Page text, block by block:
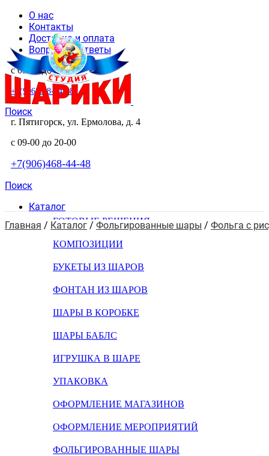
О нас
Контакты
Доставка и оплата
Вопросы и ответы
с 09-00 до 20-00
+7(906)468-44-48
Поиск
г. Пятигорск, ул. Ермолова, д. 4
с 09-00 до 20-00
+7(906)468-44-48
Поиск
Каталог
ГОТОВЫЕ РЕШЕНИЯ
КОМПОЗИЦИИ
БУКЕТЫ ИЗ ШАРОВ
ФОНТАН ИЗ ШАРОВ
ШАРЫ В КОРОБКЕ
ШАРЫ БАБЛС
ИГРУШКА В ШАРЕ
УПАКОВКА
ОФОРМЛЕНИЕ МАГАЗИНОВ
ОФОРМЛЕНИЕ МЕРОПРИЯТИЙ
ФОЛЬГИРОВАННЫЕ ШАРЫ
Главная / Каталог / Фольгированные шары / Фольга с